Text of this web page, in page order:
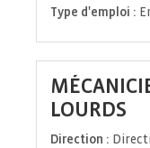
Type d'emploi :
LOURDS
Direction :